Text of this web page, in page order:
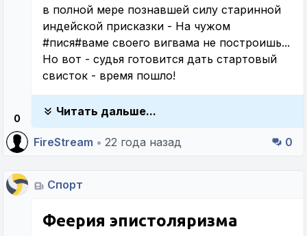
0
в полной мере познавшей силу старинной
индейской присказки - На чужом
#пися#ваме своего вигвама не построишь...
Но вот - судья готовится дать стартовый
свисток - время пошло!
Читать дальше...
FireStream • 22 года назад 0
Спорт
Феерия эпистоляризма